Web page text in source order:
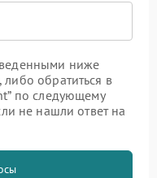
ниже
обратиться в
по следующему
не нашли ответ на